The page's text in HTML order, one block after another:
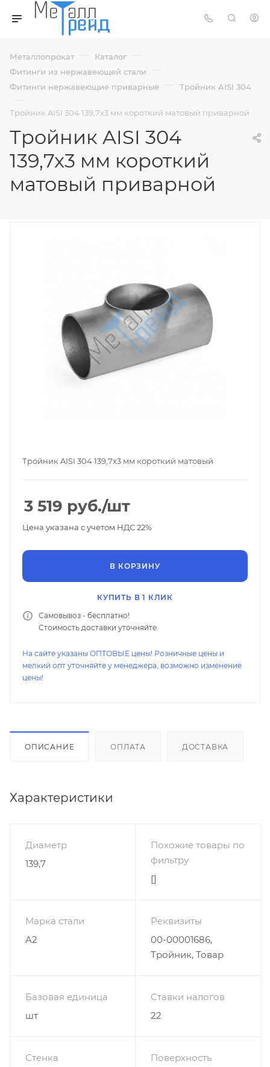
Металлопрокат — Каталог —
Фитинги из нержавеющей стали —
Фитинги нержавеющие приварные — Тройник AISI 304
—
Тройник AISI 304 139,7x3 мм короткий матовый приварной
Тройник AISI 304
139,7x3 мм короткий
матовый приварной
Тройник AISI 304 139,7x3 мм короткий матовый
3 519 руб./шт
Цена указана с учетом НДС 22%
В КОРЗИНУ
КУПИТЬ В 1 КЛИК
Самовывоз - бесплатно!
Стоимость доставки уточняйте.
На сайте указаны ОПТОВЫЕ цены! Розничные цены и
мелкий опт уточняйте у менеджера, возможно изменение
цены!
ОПИСАНИЕ ОПЛАТА ДОСТАВКА
Характеристики
Диаметр
139,7
Похожие товары по
фильтру
[]
Марка стали
A2
Реквизиты
00-00001686,
Тройник, Товар
Базовая единица
шт
Ставки налогов
22
Стенка
Поверхность